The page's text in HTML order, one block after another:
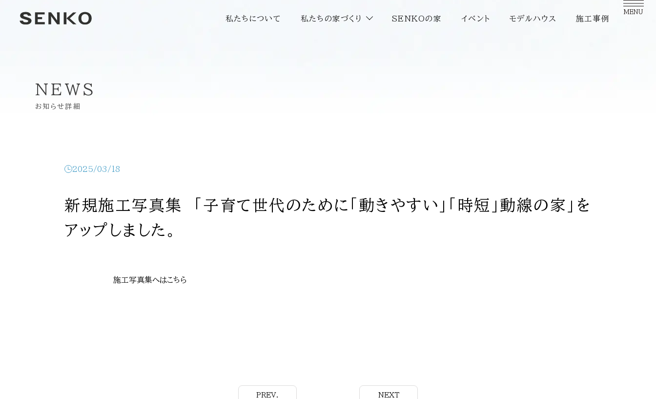
私たちについて 私たちの家づくり SENKOの家 イベント モデルハウス 施工事例
MENU
NEWS
お知らせ詳細
2025/03/18
新規施工写真集 「子育て世代のために「動きやすい」「時短」動線の家」を
アップしました。
施工写真集へはこちら
PREV. NEXT